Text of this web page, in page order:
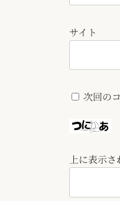
サイト
次回の
上に表示